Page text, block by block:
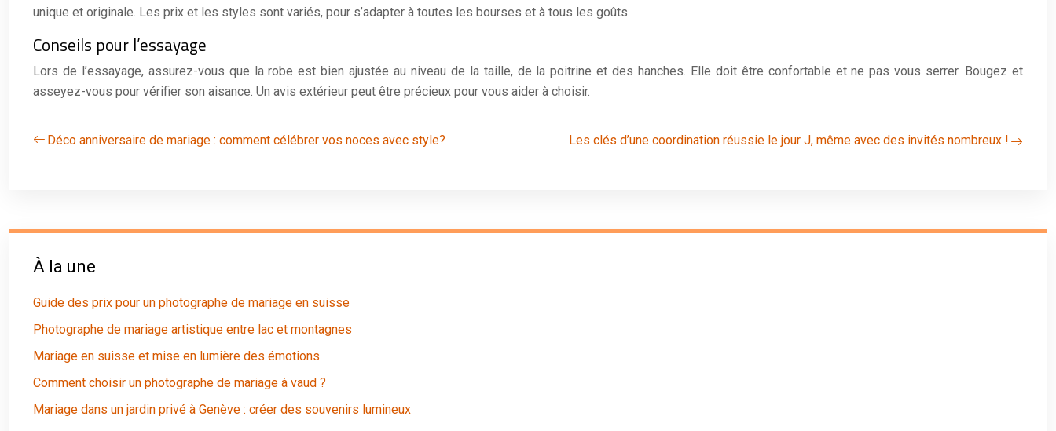
unique et originale. Les prix et les styles sont variés, pour s’adapter à toutes les bourses et à tous les goûts.
Conseils pour l’essayage
Lors de l’essayage, assurez-vous que la robe est bien ajustée au niveau de la taille, de la poitrine et des hanches. Elle doit être confortable et ne pas vous serrer. Bougez et
asseyez-vous pour vérifier son aisance. Un avis extérieur peut être précieux pour vous aider à choisir.
Déco anniversaire de mariage : comment célébrer vos noces avec style? Les clés d’une coordination réussie le jour J, même avec des invités nombreux !
À la une
Guide des prix pour un photographe de mariage en suisse
Photographe de mariage artistique entre lac et montagnes
Mariage en suisse et mise en lumière des émotions
Comment choisir un photographe de mariage à vaud ?
Mariage dans un jardin privé à Genève : créer des souvenirs lumineux